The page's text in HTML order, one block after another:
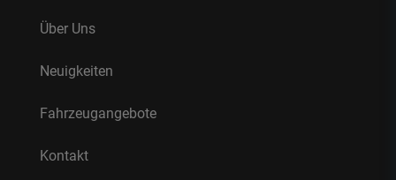
Über Uns
Neuigkeiten
Fahrzeugangebote
Kontakt